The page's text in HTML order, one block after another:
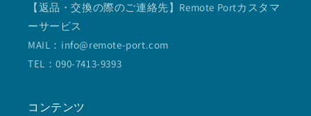
【返品・交換の際のご連絡先】Remote Portカスタマ
ーサービス
MAIL：info@remote-port.com
TEL：090-7413-9393
コンテンツ